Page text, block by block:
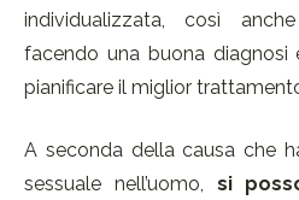
individualizzata, così
facendo una buona diagnosi
pianificare il miglior
A seconda della causa che
sessuale nell’uomo, si